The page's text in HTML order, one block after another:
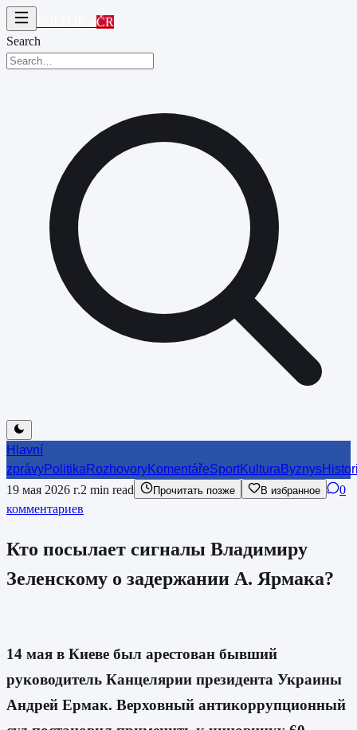
ČR
Search
Hlavní
zprávyPolitika RozhovoryKomentářeSportKultura Byznys
19 мая 2026 г.2 min read Прочитать позже В избранное
0
комментариев
Кто посылает сигналы Владимиру
Зеленскому о задержании А. Ярмака?
14 мая в Киеве был арестован бывший
руководитель Канцелярии президента Украины
Андрей Ермак. Верховный антикоррупционный